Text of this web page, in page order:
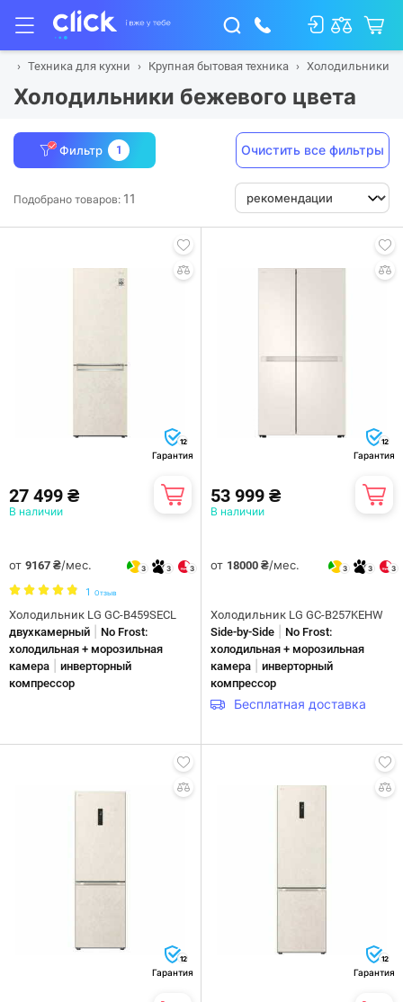
Техника для кухни Крупная бытовая техника Холодильники
Холодильники бежевого цвета
Фильтр 1 Очистить все фильтры
Подобрано товаров: 11
12
Гарантия
27 499 ₴
В наличии
от 9167 ₴/мес. 3 3 3
1 Отзыв
Холодильник LG GC-B459SECL
двухкамерный
No Frost:
холодильная + морозильная
камера
инверторный
компрессор
12
Гарантия
53 999 ₴
В наличии
от 18000 ₴/мес. 3 3 3
Холодильник LG GC-B257KEHW
Side-by-Side
No Frost:
холодильная + морозильная
камера
инверторный
компрессор
Бесплатная доставка
12
Гарантия
12
Гарантия